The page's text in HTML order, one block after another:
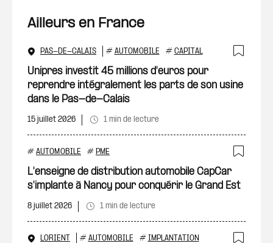
Ailleurs en France
PAS-DE-CALAIS # AUTOMOBILE # CAPITAL
Unipres investit 45 millions d'euros pour
reprendre intégralement les parts de son usine
dans le Pas-de-Calais
15 juillet 2026 1 min de lecture
# AUTOMOBILE # PME
L'enseigne de distribution automobile CapCar
s'implante à Nancy pour conquérir le Grand Est
8 juillet 2026 1 min de lecture
LORIENT # AUTOMOBILE # IMPLANTATION